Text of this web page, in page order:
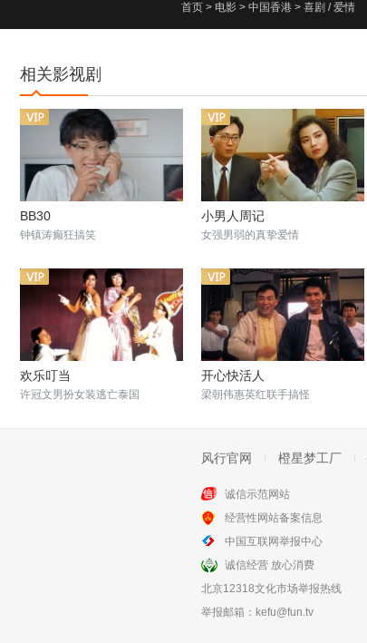
首页 > 电影 > 中国香港 > 喜剧 / 爱情
相关影视剧
BB30
钟镇涛癫狂搞笑
小男人周记
女强男弱的真挚爱情
欢乐叮当
许冠文男扮女装逃亡泰国
开心快活人
梁朝伟惠英红联手搞怪
大丈夫日记
风行官网 橙星梦工厂
诚信示范网站
经营性网站备案信息
中国互联网举报中心
诚信经营 放心消费
北京12318文化市场举报热线
举报邮箱： kefu@fun.tv